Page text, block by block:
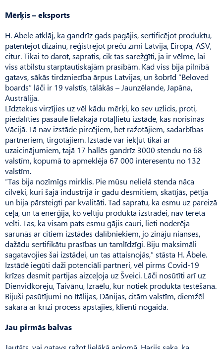
Mērķis – eksports
H. Ābele atklāj, ka gandrīz gads pagājis, sertificējot produktu,
patentējot dizainu, reģistrējot preču zīmi Latvijā, Eiropā, ASV,
citur. Tikai to darot, sapratis, cik tas sarežģīti, ja ir vēlme, lai
viss atbilstu starptautiskajām prasībām. Kad viss bija pilnībā
gatavs, sākās tirdzniecība ārpus Latvijas, un šobrīd “Beloved
boards” lāči ir 19 valstīs, tālākās – Jaunzēlande, Japāna,
Austrālija.
Līdztekus virzījies uz vēl kādu mērķi, ko sev uzlicis, proti,
piedalīties pasaulē lielākajā rotaļlietu izstādē, kas norisinās
Vācijā. Tā nav izstāde pircējiem, bet ražotājiem, sadarbības
partneriem, tirgotājiem. Izstādē var iekļūt tikai ar
uzaicinājumiem, tajā 17 hallēs gandrīz 3000 stendu no 68
valstīm, kopumā to apmeklēja 67 000 interesentu no 132
valstīm.
“Tas bija nozīmīgs mirklis. Pie mūsu nelielā stenda nāca
cilvēki, kuri šajā industrijā ir gadu desmitiem, skatījās, pētīja
un bija pārsteigti par kvalitāti. Tad sapratu, ka esmu uz pareizā
ceļa, un tā enerģija, ko veltīju produkta izstrādei, nav tērēta
velti. Tas, ka visam pats esmu gājis cauri, lieti noderēja
sarunās ar citiem izstādes dalībniekiem, jo zināju nianses,
dažādu sertifikātu prasības un tamlīdzīgi. Biju maksimāli
sagatavojies šai izstādei, un tas attaisnojās,” stāsta H. Ābele.
Izstādē iegūti daži potenciāli partneri, vēl pirms Covid-19
krīzes desmit partijas aizceļoja uz Šveici. Lāči nosūtīti arī uz
Dienvidkoreju, Taivānu, Izraēlu, kur notiek produkta testēšana.
Bijuši pasūtījumi no Itālijas, Dānijas, citām valstīm, diemžēl
sakarā ar krīzi process apstājies, klienti nogaida.
Jau pirmās balvas